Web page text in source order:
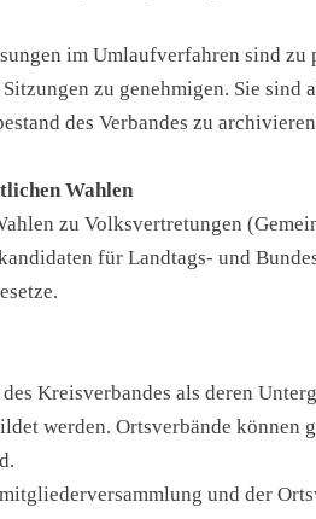
im Umlauf­ver­fah­ren sind
zu geneh­mi­gen. Sie
des Ver­ban­des zu
Wah­len
zu Volks­ver­tre­tun­gen
für Landtags- und
Kreis­ver­ban­des als deren
wer­den. Orts­ver­bän­de kön­nen
und der